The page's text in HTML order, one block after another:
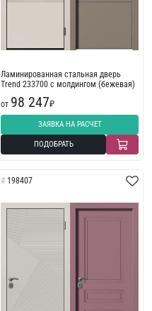
Ламинированная стальная дверь
Trend 233700 с молдингом (бежевая)
от 98 247₽
ЗАЯВКА НА РАСЧЕТ
ПОДОБРАТЬ
198407